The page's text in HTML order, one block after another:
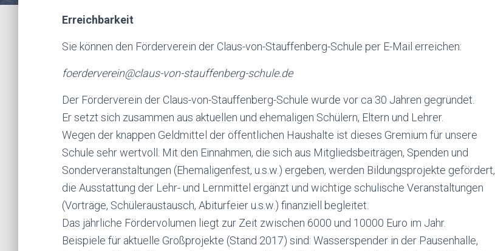
Erreichbarkeit
Sie können den Förderverein der Claus-von-Stauffenberg-Schule per E-Mail erreichen:
foerderverein@claus-von-stauffenberg-schule.de
Der Förderverein der Claus-von-Stauffenberg-Schule wurde vor ca 30 Jahren gegründet.
Er setzt sich zusammen aus aktuellen und ehemaligen Schülern, Eltern und Lehrer.
Wegen der knappen Geldmittel der öffentlichen Haushalte ist dieses Gremium für unsere
Schule sehr wertvoll: Mit den Einnahmen, die sich aus Mitgliedsbeiträgen, Spenden und
Sonderveranstaltungen (Ehemaligenfest, u.s.w.) ergeben, werden Bildungsprojekte gefördert,
die Ausstattung der Lehr- und Lernmittel ergänzt und wichtige schulische Veranstaltungen
(Vorträge, Schüleraustausch, Abiturfeier u.s.w.) finanziell begleitet.
Das jährliche Fördervolumen liegt zur Zeit zwischen 6000 und 10000 Euro im Jahr.
Beispiele für aktuelle Großprojekte (Stand 2017) sind: Wasserspender in der Pausenhalle,